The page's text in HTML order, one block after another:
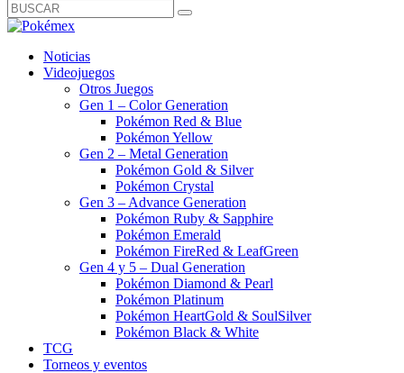
Noticias
Videojuegos
Otros Juegos
Gen 1 – Color Generation
Pokémon Red & Blue
Pokémon Yellow
Gen 2 – Metal Generation
Pokémon Gold & Silver
Pokémon Crystal
Gen 3 – Advance Generation
Pokémon Ruby & Sapphire
Pokémon Emerald
Pokémon FireRed & LeafGreen
Gen 4 y 5 – Dual Generation
Pokémon Diamond & Pearl
Pokémon Platinum
Pokémon HeartGold & SoulSilver
Pokémon Black & White
TCG
Torneos y eventos